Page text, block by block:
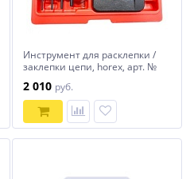
Инструмент для расклепки /
заклепки цепи, horex, арт. №
2 010 руб.